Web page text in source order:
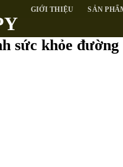
GIỚI THIỆU SẢN
sức khỏe